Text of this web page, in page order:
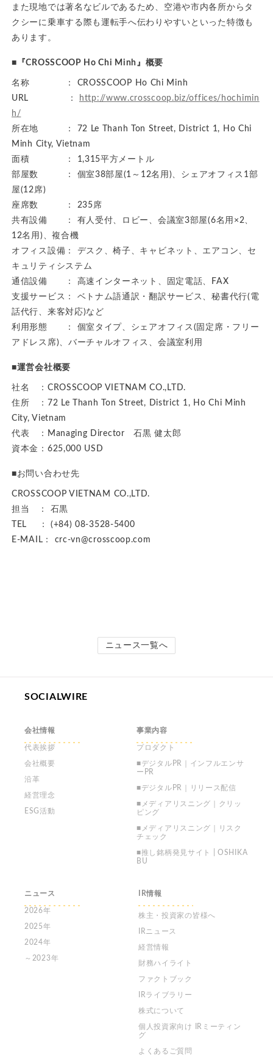
また現地では著名なビルであるため、空港や市内各所からタ
クシーに乗車する際も運転手へ伝わりやすいといった特徴も
あります。
■『CROSSCOOP Ho Chi Minh』概要
名称 ： CROSSCOOP Ho Chi Minh
URL ：
http://www.crosscoop.biz/offices/hochimin
h/
所在地 ： 72 Le Thanh Ton Street, District 1, Ho Chi
Minh City, Vietnam
面積 ： 1,315平方メートル
部屋数 ： 個室38部屋(1～12名用)、シェアオフィス1部
屋(12席)
座席数 ： 235席
共有設備 ： 有人受付、ロビー、会議室3部屋(6名用×2、
12名用)、複合機
オフィス設備： デスク、椅子、キャビネット、エアコン、セ
キュリティシステム
通信設備 ： 高速インターネット、固定電話、FAX
支援サービス： ベトナム語通訳・翻訳サービス、秘書代行(電
話代行、来客対応)など
利用形態 ： 個室タイプ、シェアオフィス(固定席・フリー
アドレス席)、バーチャルオフィス、会議室利用
■運営会社概要
社名 ：CROSSCOOP VIETNAM CO.,LTD.
住所 ：72 Le Thanh Ton Street, District 1, Ho Chi Minh
City, Vietnam
代表 ：Managing Director 石黒 健太郎
資本金：625,000 USD
■お問い合わせ先
CROSSCOOP VIETNAM CO.,LTD.
担当 ： 石黒
TEL ： (+84) 08-3528-5400
E-MAIL： crc-vn@crosscoop.com
ニュース一覧へ
SOCIALWIRE
会社情報
代表挨拶
会社概要
沿革
経営理念
ESG活動
事業内容
プロダクト
■デジタルPR｜インフルエンサ
ーPR
■デジタルPR｜リリース配信
■メディアリスニング｜クリッ
ピング
■メディアリスニング｜リスク
チェック
■推し銘柄発見サイト | OSHIKA
BU
ニュース
2026年
2025年
2024年
～2023年
IR情報
株主・投資家の皆様へ
IRニュース
経営情報
財務ハイライト
ファクトブック
IRライブラリー
株式について
個人投資家向け
IRミーティン
グ
よくあるご質問